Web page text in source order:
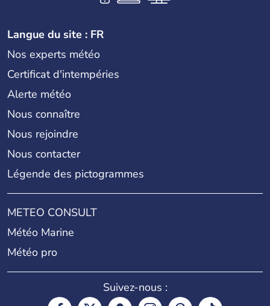
Langue du site : FR
Nos experts météo
Certificat d'intempéries
Alerte météo
Nous connaître
Nous rejoindre
Nous contacter
Légende des pictogrammes
METEO CONSULT
Météo Marine
Météo pro
Suivez-nous :